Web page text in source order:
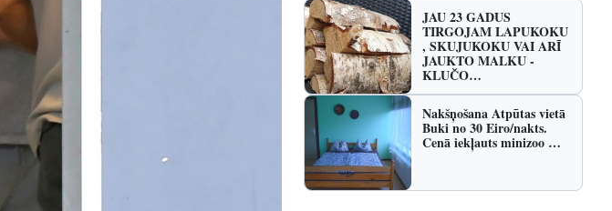
JAU 23 GADUS
TIRGOJAM LAPUKOKU
, SKUJUKOKU VAI ARĪ
JAUKTO MALKU -
KLUČO…
Nakšņošana Atpūtas vietā
Buki no 30 Eiro/nakts.
Cenā iekļauts minizoo …